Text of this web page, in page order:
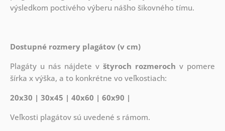
výsledkom poctivého výberu nášho šikovného tímu.
Dostupné rozmery plagátov (v cm)
Plagáty u nás nájdete vštyroch rozmeroch v pomere
šírka x výška, a to konkrétne vo veľkostiach:
20x30 | 30x45 | 40x60 | 60x90 |
Veľkosti plagátov sú uvedené s rámom.